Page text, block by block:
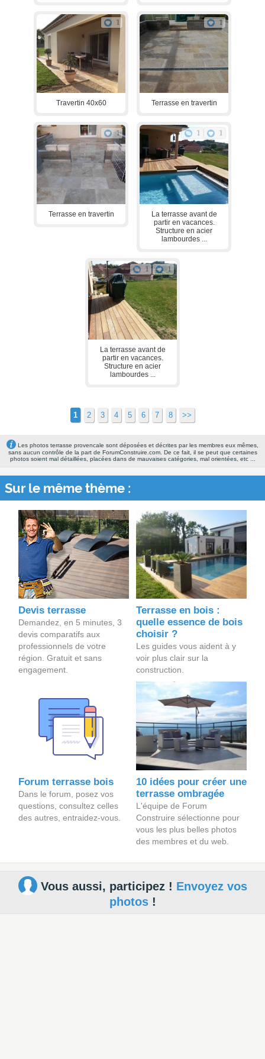
1
Travertin 40x60
1
Terrasse en travertin
1
Terrasse en travertin
1 1
La terrasse avant de
partir en vacances.
Structure en acier
lambourdes ...
1 1
La terrasse avant de
partir en vacances.
Structure en acier
lambourdes ...
1 2 3 4 5 6 7 8 >>
Les photos terrasse provencale sont déposées et décrites par les membres eux mêmes,
sans aucun contrôle de la part de ForumConstruire.com. De ce fait, il se peut que certaines
photos soient mal détaillées, placées dans de mauvaises catégories, mal orientées, etc ...
Sur le même thème :
Devis terrasse
Demandez, en 5 minutes, 3
devis comparatifs aux
professionnels de votre
région. Gratuit et sans
engagement.
Terrasse en bois :
quelle essence de bois
choisir ?
Les guides vous aident à y
voir plus clair sur la
construction.
Forum terrasse bois
Dans le forum, posez vos
questions, consultez celles
des autres, entraidez-vous.
10 idées pour créer une
terrasse ombragée
L'équipe de Forum
Construire sélectionne pour
vous les plus belles photos
des membres et du web.
Vous aussi, participez ! Envoyez vos
photos!